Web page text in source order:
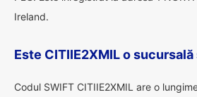
Ireland.
Este CITIIE2XMIL o
Codul SWIFT CITIIE2XMIL are o